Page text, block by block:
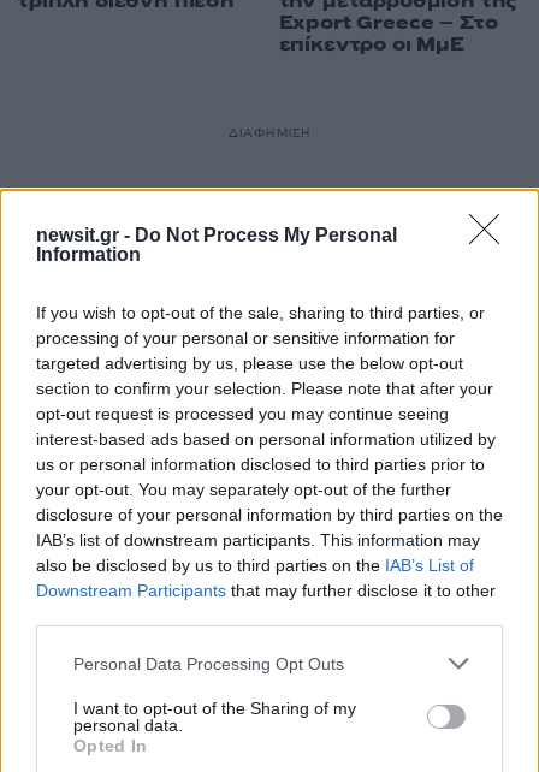
newsit.gr - Do Not Process My Personal
Information
If you wish to opt-out of the sale, sharing to third parties, or
processing of your personal or sensitive information for
targeted advertising by us, please use the below opt-out
section to confirm your selection. Please note that after your
opt-out request is processed you may continue seeing
interest-based ads based on personal information utilized by
us or personal information disclosed to third parties prior to
your opt-out. You may separately opt-out of the further
disclosure of your personal information by third parties on the
IAB’s list of downstream participants. This information may
also be disclosed by us to third parties on the IAB’s List of
Downstream Participants that may further disclose it to other
Please note that this website/app uses one or more Google
not limited to your visit or usage behaviour. You may click to
grant or deny consent to Google and its third-party tags to
use your data for below specified purposes in below Google
Personal Data Processing Opt Outs
I want to opt-out of the Sharing of my
personal data.
Opted In
Export Greece – Στο
επίκεντρο οι ΜμΕ
ΔΙΑΦΗΜΙΣΗ